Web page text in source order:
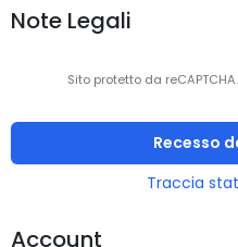
Note Legali
Sito protetto da reCAPTCHA.
Recesso
Traccia
Account